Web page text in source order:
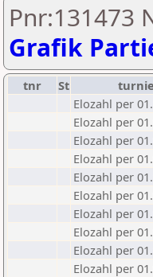
Pnr:131473
Grafik
tnr St
Elozahl per
Elozahl per
Elozahl per
Elozahl per
Elozahl per
Elozahl per
Elozahl per
Elozahl per
Elozahl per
Elozahl per